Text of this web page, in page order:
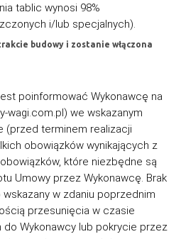
tablic wynosi 98%
i/lub specjalnych).
budowy i zostanie włączona
poinformować Wykonawcę na
wagi.com.pl) we wskazanym
(przed terminem realizacji
obowiązków wynikających z
które niezbędne są
Umowy przez Wykonawcę. Brak
w zdaniu poprzednim
przesunięcia w czasie
Wykonawcy lub pokrycie przez